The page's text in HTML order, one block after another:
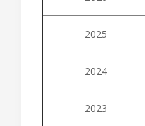
2025
2024
2023